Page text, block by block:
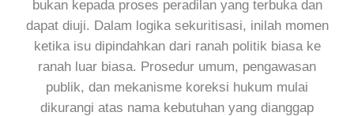
bukan kepada proses peradilan yang terbuka dan
dapat diuji. Dalam logika sekuritisasi, inilah momen
ketika isu dipindahkan dari ranah politik biasa ke
ranah luar biasa. Prosedur umum, pengawasan
publik, dan mekanisme koreksi hukum mulai
dikurangi atas nama kebutuhan yang dianggap